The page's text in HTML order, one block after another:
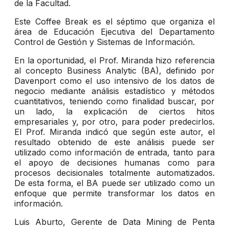
de la Facultad.
Este Coffee Break es el séptimo que organiza el
área de Educación Ejecutiva del Departamento
Control de Gestión y Sistemas de Información.
En la oportunidad, el Prof. Miranda hizo referencia
al concepto Business Analytic (BA), definido por
Davenport como el uso intensivo de los datos de
negocio mediante análisis estadístico y métodos
cuantitativos, teniendo como finalidad buscar, por
un lado, la explicación de ciertos hitos
empresariales y, por otro, para poder predecirlos.
El Prof. Miranda indicó que según este autor, el
resultado obtenido de este análisis puede ser
utilizado como información de entrada, tanto para
el apoyo de decisiones humanas como para
procesos decisionales totalmente automatizados.
De esta forma, el BA puede ser utilizado como un
enfoque que permite transformar los datos en
información.
Luis Aburto, Gerente de Data Mining de Penta